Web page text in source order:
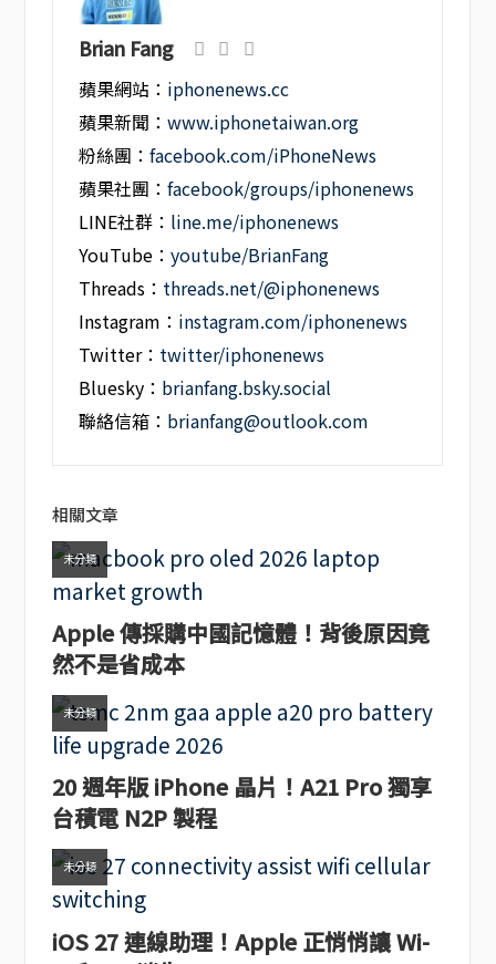
Brian Fang
蘋果網站： iphonenews.cc
蘋果新聞：www.iphonetaiwan.org
粉絲團：facebook.com/iPhoneNews
蘋果社團：facebook/groups/iphonenews
LINE社群： line.me/iphonenews
YouTube：youtube/BrianFang
Threads： threads.net/@iphonenews
Instagram： instagram.com/iphonenews
Twitter： twitter/iphonenews
Bluesky： brianfang.bsky.social
聯絡信箱： brianfang@outlook.com
相關文章
未分類
Apple 傳採購中國記憶體！背後原因竟
然不是省成本
未分類
20 週年版 iPhone 晶片！A21 Pro 獨享
台積電 N2P 製程
未分類
iOS 27 連線助理！Apple 正悄悄讓 Wi-